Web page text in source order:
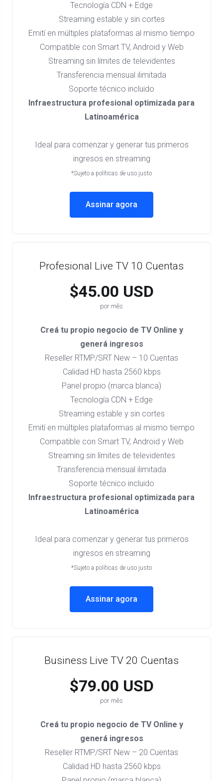
Tecnología CDN + Edge
Streaming estable y sin cortes
Emití en múltiples plataformas al mismo tiempo
Compatible con Smart TV, Android y Web
Streaming sin límites de televidentes
Transferencia mensual ilimitada
Soporte técnico incluido
Infraestructura profesional optimizada para
Latinoamérica
Ideal para comenzar y generar tus primeros
ingresos en streaming
*Sujeto a políticas de uso justo
Assinar agora
Profesional Live TV 10 Cuentas
$45.00 USD
por mês
Creá tu propio negocio de TV Online y
generá ingresos
Reseller RTMP/SRT New – 10 Cuentas
Calidad HD hasta 2560 kbps
Panel propio (marca blanca)
Tecnología CDN + Edge
Streaming estable y sin cortes
Emití en múltiples plataformas al mismo tiempo
Compatible con Smart TV, Android y Web
Streaming sin límites de televidentes
Transferencia mensual ilimitada
Soporte técnico incluido
Infraestructura profesional optimizada para
Latinoamérica
Ideal para comenzar y generar tus primeros
ingresos en streaming
*Sujeto a políticas de uso justo
Assinar agora
Business Live TV 20 Cuentas
$79.00 USD
por mês
Creá tu propio negocio de TV Online y
generá ingresos
Reseller RTMP/SRT New – 20 Cuentas
Calidad HD hasta 2560 kbps